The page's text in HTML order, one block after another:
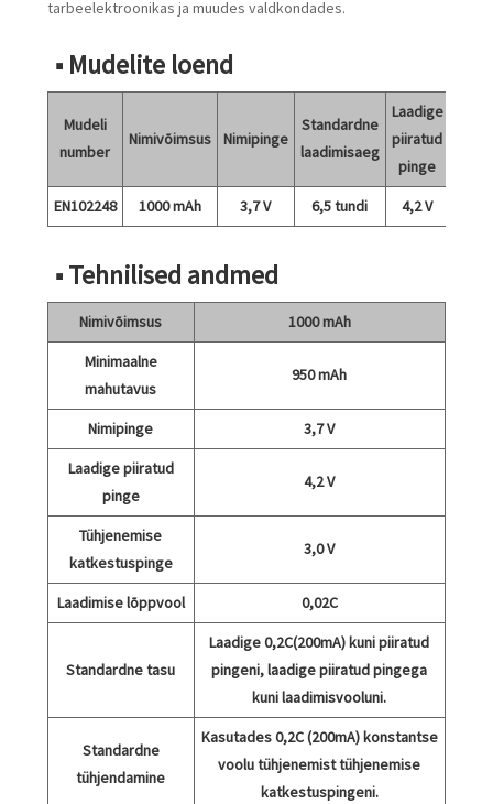
tarbeelektroonikas ja muudes valdkondades.
■ Mudelite loend
Mudeli
number
Nimivõimsus Nimipinge
Standardne
laadimisaeg
Laadige
piiratud
pinge
EN102248
1000 mAh 3,7 V 6,5 tundi 4,2 V
■ Tehnilised andmed
Nimivõimsus
1000 mAh
Minimaalne
mahutavus
950 mAh
Nimipinge
3,7 V
Laadige piiratud
pinge
4,2 V
Tühjenemise
katkestuspinge
3,0 V
Laadimise lõppvool 0,02C
Standardne tasu
Laadige 0,2C(200mA) kuni piiratud
pingeni, laadige piiratud pingega
kuni laadimisvooluni.
Standardne
tühjendamine
Kasutades 0,2C (200mA) konstantse
voolu tühjenemist tühjenemise
katkestuspingeni.